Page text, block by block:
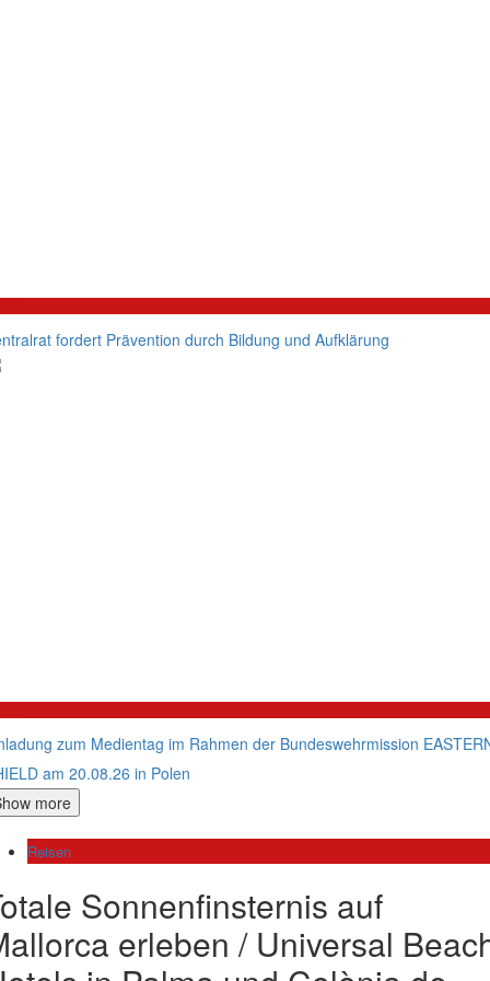
fordert Prävention durch Bildung und Aufklärung
zum Medientag im Rahmen der Bundeswehrmission
am 20.08.26 in Polen
more
Reisen
Sonnenfinsternis auf
erleben / Universal